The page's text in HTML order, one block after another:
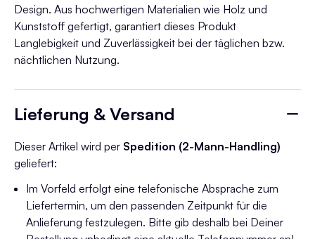
Design. Aus hochwertigen Materialien wie Holz und
Kunststoff gefertigt, garantiert dieses Produkt
Langlebigkeit und Zuverlässigkeit bei der täglichen bzw.
nächtlichen Nutzung.
Lieferung & Versand
Dieser Artikel wird per Spedition (2-Mann-Handling)
geliefert:
Im Vorfeld erfolgt eine telefonische Absprache zum
Liefertermin, um den passenden Zeitpunkt für die
Anlieferung festzulegen. Bitte gib deshalb bei Deiner